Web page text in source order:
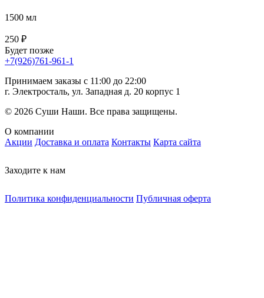
1500 мл
250 ₽
Будет позже
+7(926)761-961-1
Принимаем заказы с 11:00 до 22:00
г. Электросталь, ул. Западная д. 20 корпус 1
© 2026 Суши Наши. Все права защищены.
О компании
Акции Доставка и оплата Контакты Карта сайта
Заходите к нам
Политика конфиденциальности Публичная оферта